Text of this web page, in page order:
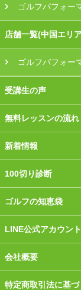
ゴルフパフォー
店舗一覧(中国エリ
ゴルフパフォー
受講生の声
無料レッスンの流れ
新着情報
100切り診断
ゴルフの知恵袋
LINE公式アカウント
会社概要
特定商取引法に基